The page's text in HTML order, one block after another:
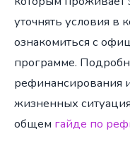
уточнять условия в
ознакомиться с
программе.
рефинансирования
жизненных
общем гайде по